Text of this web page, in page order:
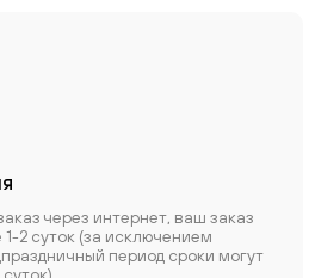
через интернет, ваш заказ
1-2 суток (за исключением
период сроки могут